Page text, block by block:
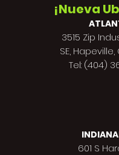
¡Nueva
3515 Zip
SE,
Tel: (404)
601 S